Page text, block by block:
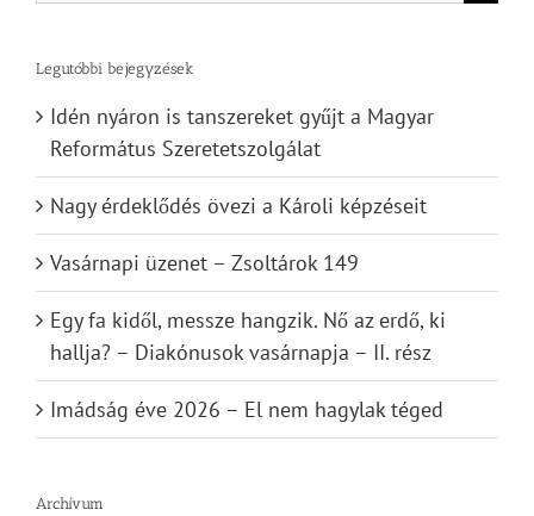
Legutóbbi bejegyzések
Idén nyáron is tanszereket gyűjt a Magyar
Református Szeretetszolgálat
Nagy érdeklődés övezi a Károli képzéseit
Vasárnapi üzenet – Zsoltárok 149
Egy fa kidől, messze hangzik. Nő az erdő, ki
hallja? – Diakónusok vasárnapja – II. rész
Imádság éve 2026 – El nem hagylak téged
Archívum